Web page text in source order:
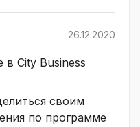
26.12.2020
в City Business
своим
по программе